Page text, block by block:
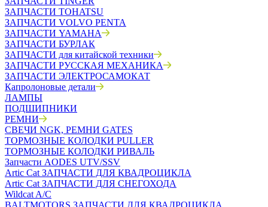
ЗАПЧАСТИ TOHATSU
ЗАПЧАСТИ VOLVO PENTA
ЗАПЧАСТИ YAMAHA
ЗАПЧАСТИ БУРЛАК
ЗАПЧАСТИ для китайской техники
ЗАПЧАСТИ РУССКАЯ МЕХАНИКА
ЗАПЧАСТИ ЭЛЕКТРОСАМОКАТ
Капролоновые детали
ЛАМПЫ
ПОДШИПНИКИ
РЕМНИ
СВЕЧИ NGK, РЕМНИ GATES
ТОРМОЗНЫЕ КОЛОДКИ PULLER
ТОРМОЗНЫЕ КОЛОДКИ РИВАЛЬ
Запчасти AODES UTV/SSV
Artic Cat ЗАПЧАСТИ ДЛЯ КВАДРОЦИКЛА
Artic Cat ЗАПЧАСТИ ДЛЯ СНЕГОХОДА
Wildcat A/C
BALTMOTORS ЗАПЧАСТИ ДЛЯ КВАДРОЦИКЛА